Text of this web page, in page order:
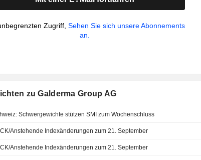
Zugriff,Sehen Sie sich unsere Abonnements
an.
zu Galderma Group AG
Schwergewichte stützen SMI zum Wochenschluss
Anstehende Indexänderungen zum 21. September
Anstehende Indexänderungen zum 21. September